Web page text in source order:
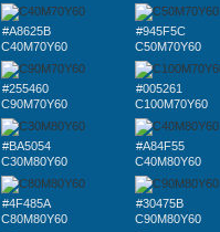
#A8625B
C40M70Y60
#945F5C
C50M70Y60
#255460
C90M70Y60
#005261
C100M70Y60
#BA5054
C30M80Y60
#A84F55
C40M80Y60
#4F485A
C80M80Y60
#30475B
C90M80Y60